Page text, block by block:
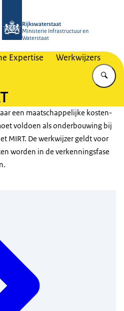
Rijkswaterstaat
Ministerie Infrastructuur en
Waterstaat
Expertise Werkwijzers
een maatschappelijke kosten-
voldoen als onderbouwing bij
MIRT. De werkwijzer geldt voor
worden in de verkenningsfase